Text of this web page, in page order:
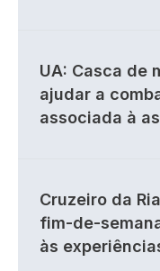
UA: Casca de
ajudar a
associada à
Cruzeiro da
fim-de-
às